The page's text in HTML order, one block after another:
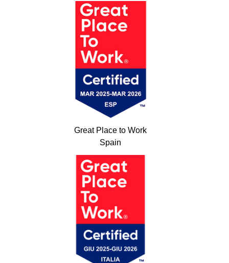
Great Place to Work
Spain